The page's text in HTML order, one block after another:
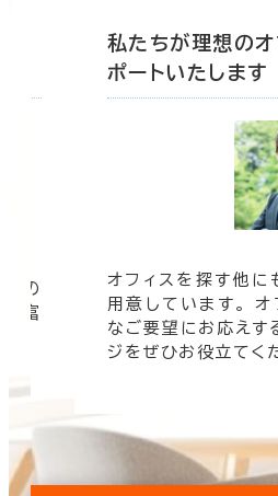
の
豊富
私たちが理想の
ポートいたします
オフィスを探す他に
用意しています。
なご要望にお応えす
ジをぜひお役立てく